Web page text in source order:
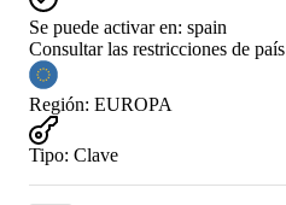
Se puede activar en: spain
Consultar las restricciones de país
Región: EUROPA
Tipo: Clave